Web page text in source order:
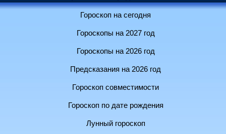
Гороскоп на сегодня
Гороскопы на 2027 год
Гороскопы на 2026 год
Предсказания на 2026 год
Гороскоп совместимости
Гороскоп по дате рождения
Лунный гороскоп